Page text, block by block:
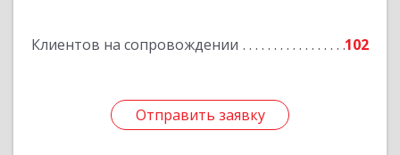
Клиентов на сопровождении 102
Отправить заявку
Отправить заявку